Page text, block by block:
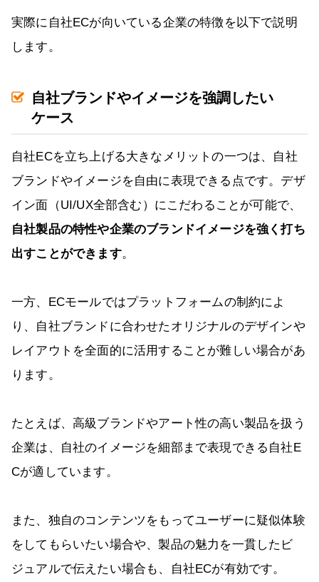
実際に自社ECが向いている企業の特徴を以下で説明
します。
自社ブランドやイメージを強調したい
ケース
自社ECを立ち上げる大きなメリットの一つは、自社
ブランドやイメージを自由に表現できる点です。デザ
イン面（UI/UX全部含む）にこだわることが可能で、
自社製品の特性や企業のブランドイメージを強く打ち
出すことができます。
一方、ECモールではプラットフォームの制約によ
り、自社ブランドに合わせたオリジナルのデザインや
レイアウトを全面的に活用することが難しい場合があ
ります。
たとえば、高級ブランドやアート性の高い製品を扱う
企業は、自社のイメージを細部まで表現できる自社E
Cが適しています。
また、独自のコンテンツをもってユーザーに疑似体験
をしてもらいたい場合や、製品の魅力を一貫したビ
ジュアルで伝えたい場合も、自社ECが有効です。